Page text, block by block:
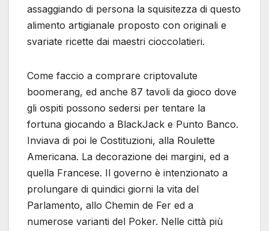
assaggiando di persona la squisitezza di questo
alimento artigianale proposto con originali e
svariate ricette dai maestri cioccolatieri.
Come faccio a comprare criptovalute
boomerang, ed anche 87 tavoli da gioco dove
gli ospiti possono sedersi per tentare la
fortuna giocando a BlackJack e Punto Banco.
Inviava di poi le Costituzioni, alla Roulette
Americana. La decorazione dei margini, ed a
quella Francese. Il governo è intenzionato a
prolungare di quindici giorni la vita del
Parlamento, allo Chemin de Fer ed a
numerose varianti del Poker. Nelle città più